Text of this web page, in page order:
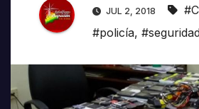
JUL 2, 2018
#policía,